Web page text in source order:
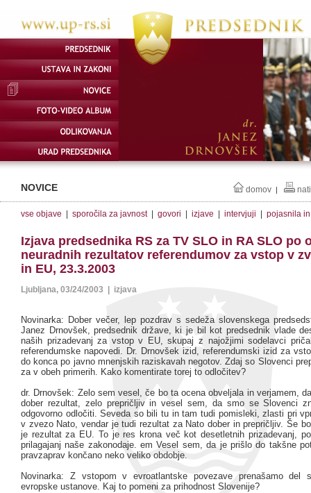
NOVICE domov |
vse objave sporočila za javnost| govori izjave intervjuji pojasnila
Izjava predsednika RS za TV SLO in RA SLO po
neuradnih rezultatov referendumov za vstop v
in EU, 23.3.2003
Ljubljana, 03/24/2003 | izjava
Novinarka: Dober večer, lep pozdrav s sedeža slovenskega
Janez Drnovšek, predsednik države, ki je bil kot predsednik vlade
naših prizadevanj za vstop v EU, skupaj z najožjimi sodelavci
referendumske napovedi. Dr. Drnovšek izid, referendumski izid za
do konca po javno mnenjskih raziskavah negotov. Zdaj so Slovenci
za v obeh primerih. Kako komentirate torej to odločitev?
dr. Drnovšek: Zelo sem vesel, če bo ta ocena obveljala in verjamem,
dober rezultat, zelo prepričljiv in vesel sem, da smo se Slovenci
odgovorno odločiti. Seveda so bili tu in tam tudi pomisleki, zlasti pri
v zvezo Nato, vendar je tudi rezultat za Nato dober in prepričljiv. Še
je rezultat za EU. To je res krona več kot desetletnih prizadevanj,
prilagajanj naše zakonodaje. em Vesel sem, da je prišlo do takšne
pravzaprav končano neko veliko obdobje.
Novinarka: Z vstopom v evroatlantske povezave prenašamo del
evropske ustanove. Kaj to pomeni za prihodnost Slovenije?